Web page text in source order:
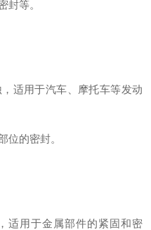
封等。
适用于汽车、摩托车等发动
位的密封。
适用于金属部件的紧固和密